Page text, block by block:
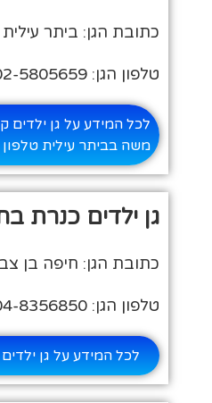
כתובת הגן: ביתר עילית
טלפון הגן: 02-5805659
לכל המידע על גן ילדים
משה בביתר עילית טלפון
גן ילדים כנרת
כתובת הגן: חיפה בן צבי
טלפון הגן: 04-8356850
לכל המידע על גן ילדים